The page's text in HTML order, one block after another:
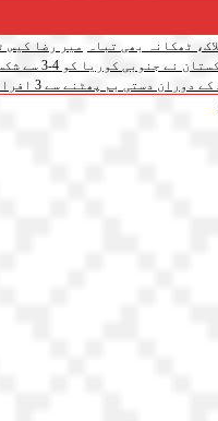
میر رضا کیس
کو 4-3 سے شکست دے دی، سیریز اپنے نام کرلی
بم پھٹنے سے 3 افراد جاں بحق، 3 بچے زخمی